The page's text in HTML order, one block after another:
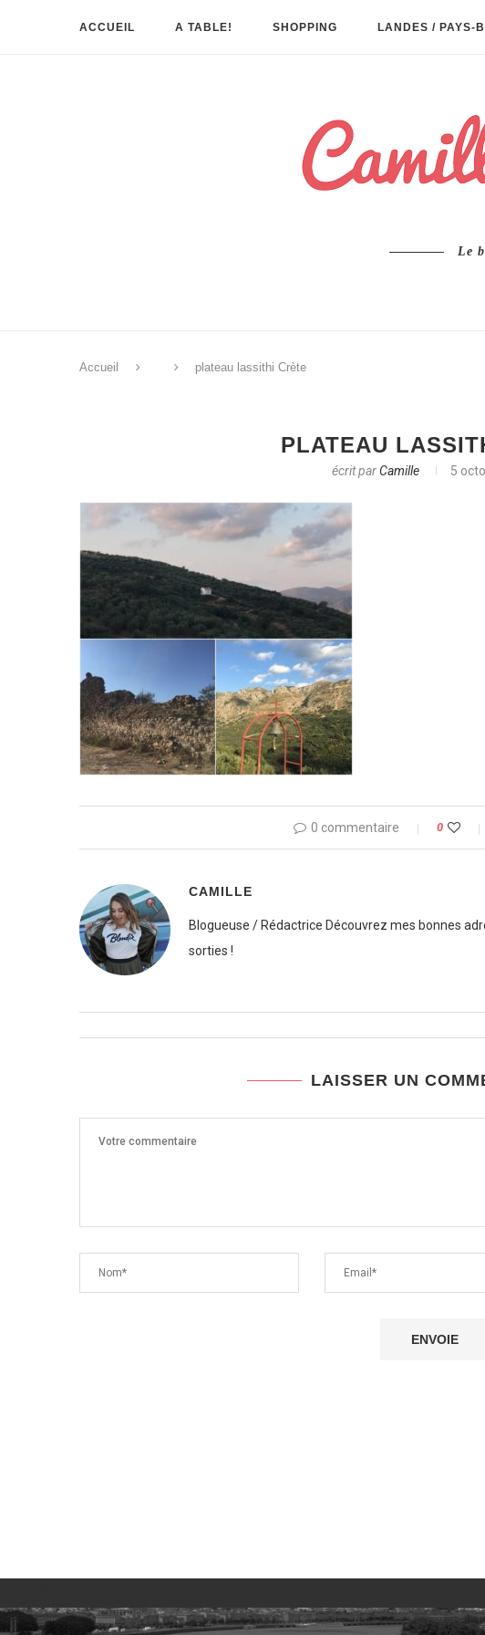
ACCUEIL A TABLE! SHOPPING LANDES / PAYS-
Le
Accueil plateau lassithi Crète
PLATEAU
écrit parCamille 5
0 commentaire 0
CAMILLE
Blogueuse / Rédactrice Découvrez mes bonnes
sorties !
LAISSER UN